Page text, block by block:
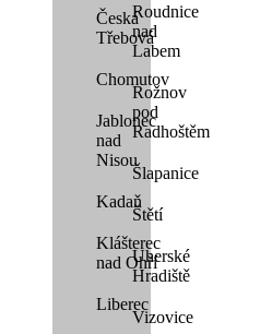
Česká
Třebová
Chomutov
Jablonec
nad
Nisou
Kadaň
Klášterec
nad Ohří
Liberec
Roudnice
nad
Labem
Rožnov
pod
Radhoštěm
Šlapanice
Štětí
Uherské
Hradiště
Vizovice